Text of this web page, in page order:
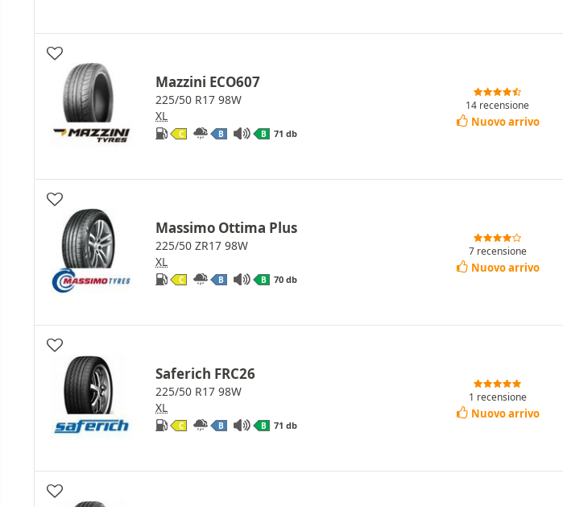
Mazzini ECO607
225/50 R17 98W
XL
C B B 71 db
14 recensione
Nuovo arrivo
Massimo Ottima Plus
225/50 ZR17 98W
XL
C B B 70 db
7 recensione
Nuovo arrivo
Saferich FRC26
225/50 R17 98W
XL
C B B 71 db
1 recensione
Nuovo arrivo